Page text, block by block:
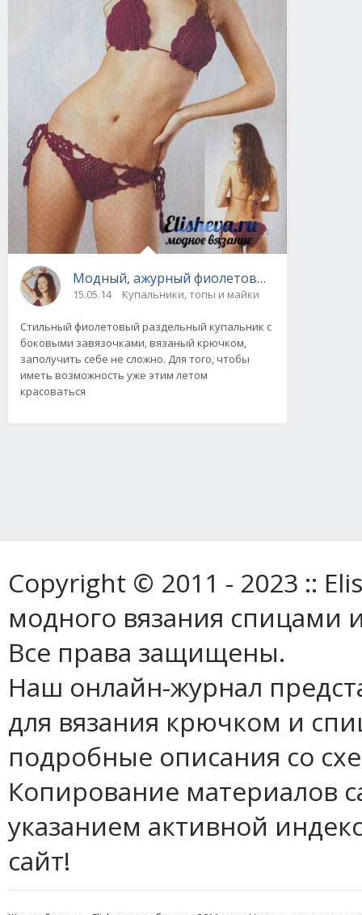
Модный, ажурный фиолетовый купальник
15.05.14 Купальники, топы и майки
Стильный фиолетовый раздельный купальник с
боковыми завязочками, вязаный крючком,
заполучить себе не сложно. Для того, чтобы
иметь возможность уже этим летом
красоваться
Copyright © 2011 - 2023 ::
модного вязания спицами
Все права защищены.
Наш онлайн-журнал
для вязания крючком и
подробные описания со
Копирование материалов
указанием активной
сайт!